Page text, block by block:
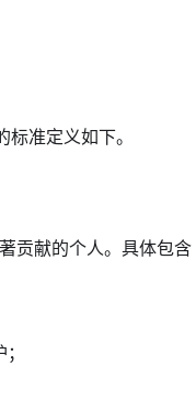
准定义如下。
贡献的个人。具体包含